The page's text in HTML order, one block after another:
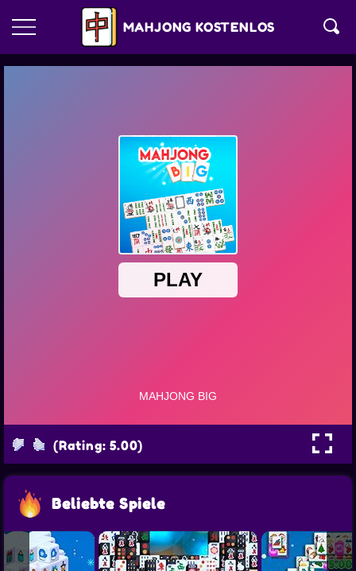
MAHJONG KOSTENLOS
(Rating: 5.00)
Beliebte Spiele